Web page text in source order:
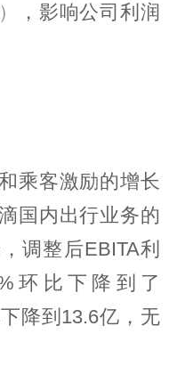
，影响公司利润
乘客激励的增长
国内出行业务的
调整后EBITA利
环比下降到了
降到13.6亿，无